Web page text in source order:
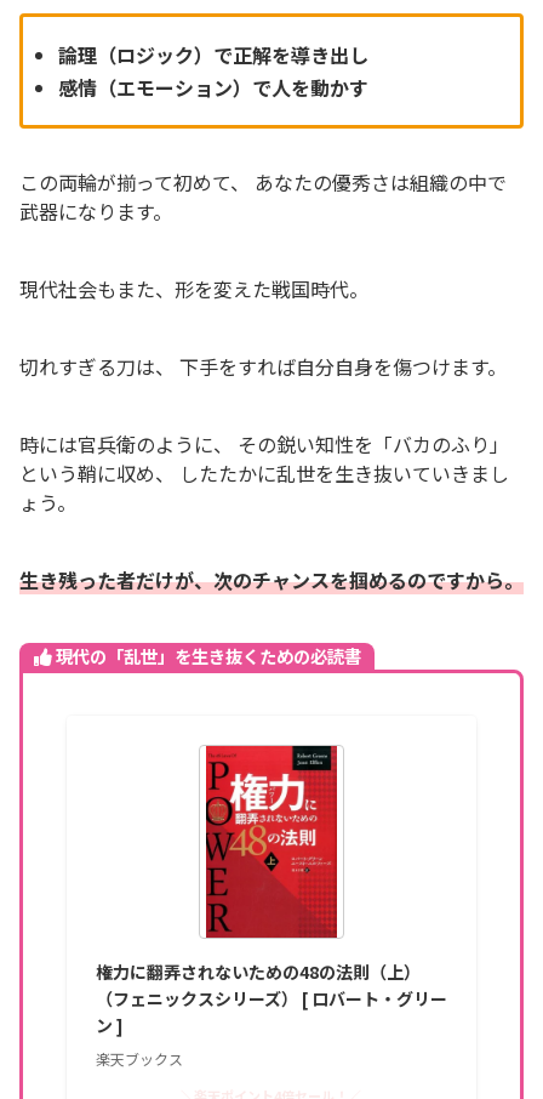
論理（ロジック）で正解を導き出し
感情（エモーション）で人を動かす
この両輪が揃って初めて、 あなたの優秀さは組織の中で
武器になります。
現代社会もまた、形を変えた戦国時代。
切れすぎる刀は、 下手をすれば自分自身を傷つけます。
時には官兵衛のように、 その鋭い知性を「バカのふり」
という鞘に収め、 したたかに乱世を生き抜いていきまし
ょう。
生き残った者だけが、次のチャンスを掴めるのですから。
現代の「乱世」を生き抜くための必読書
権力に翻弄されないための48の法則（上）
（フェニックスシリーズ） [ ロバート・グリー
ン ]
楽天ブックス